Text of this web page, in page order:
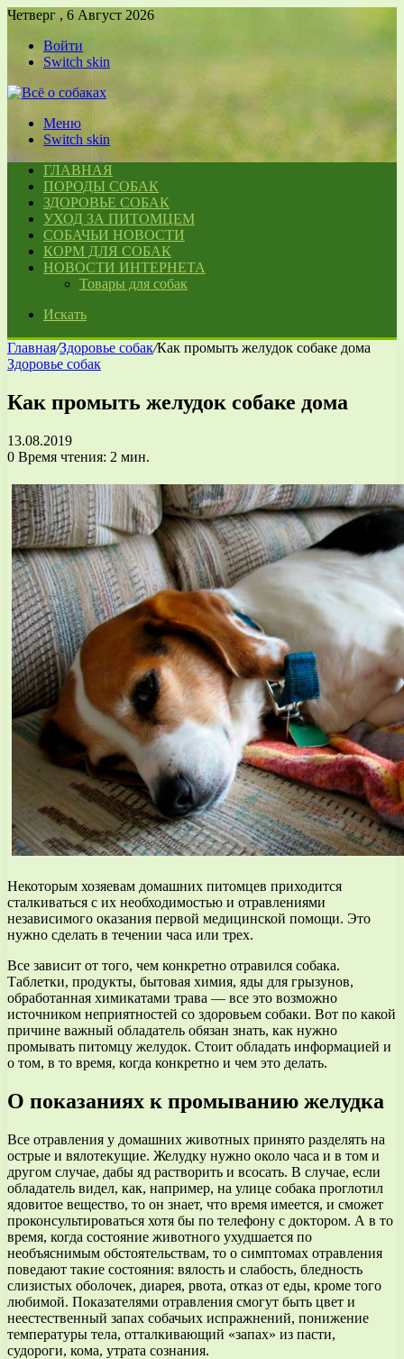
Четверг , 6 Август 2026
Войти
Switch skin
Меню
Switch skin
ГЛАВНАЯ
ПОРОДЫ СОБАК
ЗДОРОВЬЕ СОБАК
УХОД ЗА ПИТОМЦЕМ
СОБАЧЬИ НОВОСТИ
КОРМ ДЛЯ СОБАК
НОВОСТИ ИНТЕРНЕТА
Товары для собак
Искать
Главная/Здоровье собак/Как промыть желудок собаке дома
Здоровье собак
Как промыть желудок собаке дома
13.08.2019
0 Время чтения: 2 мин.
Некоторым хозяевам домашних питомцев приходится
сталкиваться с их необходимостью и отравлениями
независимого оказания первой медицинской помощи. Это
нужно сделать в течении часа или трех.
Все зависит от того, чем конкретно отравился собака.
Таблетки, продукты, бытовая химия, яды для грызунов,
обработанная химикатами трава — все это возможно
источником неприятностей со здоровьем собаки. Вот по какой
причине важный обладатель обязан знать, как нужно
промывать питомцу желудок. Стоит обладать информацией и
о том, в то время, когда конкретно и чем это делать.
О показаниях к промыванию желудка
Все отравления у домашних животных принято разделять на
острые и вялотекущие. Желудку нужно около часа и в том и
другом случае, дабы яд растворить и всосать. В случае, если
обладатель видел, как, например, на улице собака проглотил
ядовитое вещество, то он знает, что время имеется, и сможет
проконсультироваться хотя бы по телефону с доктором. А в то
время, когда состояние животного ухудшается по
необъяснимым обстоятельствам, то о симптомах отравления
поведают такие состояния: вялость и слабость, бледность
слизистых оболочек, диарея, рвота, отказ от еды, кроме того
любимой. Показателями отравления смогут быть цвет и
неестественный запах собачьих испражнений, понижение
температуры тела, отталкивающий «запах» из пасти,
судороги, кома, утрата сознания.